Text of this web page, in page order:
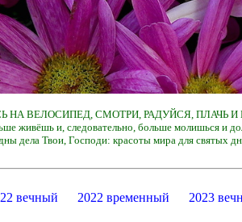
НА ВЕЛОСИПЕД, СМОТРИ, РАДУЙСЯ, ПЛАЧЬ
живёшь и, следовательно, больше молишься и
дела Твои, Господи: красоты мира для святых
вечный 2022 временный 2023